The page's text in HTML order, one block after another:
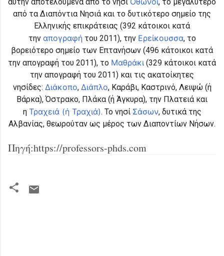
από τα Διαπόντια Νησιά και το δυτικότερο σημείο της
Ελληνικής επικράτειας (392 κάτοικοι κατά
την απογραφήτου 2011), την Ερείκουσσα, το
βορειότερο σημείο των Επτανήσων (496 κάτοικοι κατά
την απογραφή του 2011), το Μαθράκι (329 κάτοικοι κατά
την απογραφή του 2011) και τις ακατοίκητες
νησίδες: Διάκοπο, Διάπλο, Καράβι, Καστρινό, Λειψώ (ή
Βάρκα), Όστρακο, Πλάκα (ή Άγκυρα), την Πλατειά και
η Τραχειά (ή Τραχιά). Το νησί Σάσων, δυτικά της
Αλβανίας, θεωρούταν ως μέρος των Διαποντίων Νήσων.
Πηγή:https://professors-phds.com